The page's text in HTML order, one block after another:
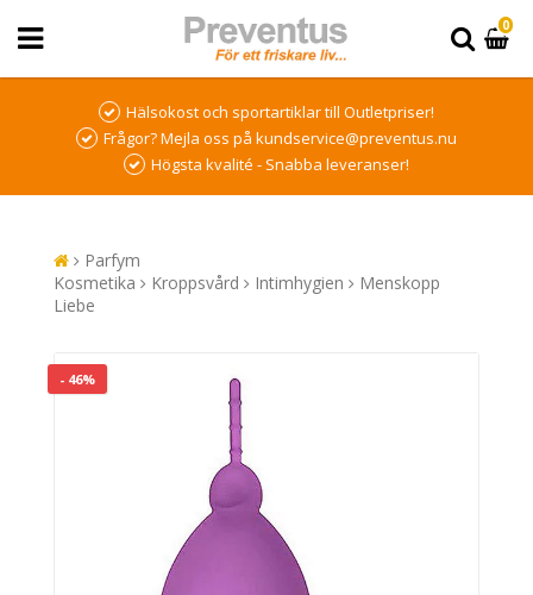
0
Hälsokost och sportartiklar till Outletpriser!
Frågor? Mejla oss på kundservice@preventus.nu
Högsta kvalité - Snabba leveranser!
Parfym
Kosmetika
Kroppsvård Intimhygien
Menskopp
Liebe
- 46%